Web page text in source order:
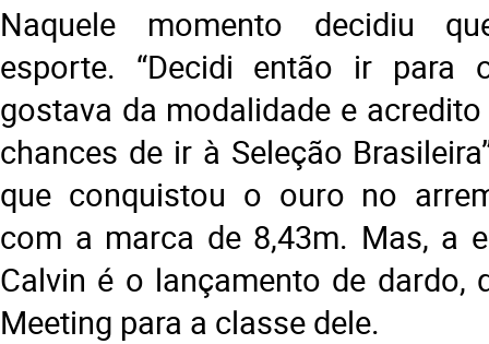
Naquele momento decidiu
esporte. “Decidi então ir para
gostava da modalidade e
chances de ir à Seleção
que conquistou o ouro no
com a marca de 8,43m. Mas, a
Calvin é o lançamento de dardo,
Meeting para a classe dele.